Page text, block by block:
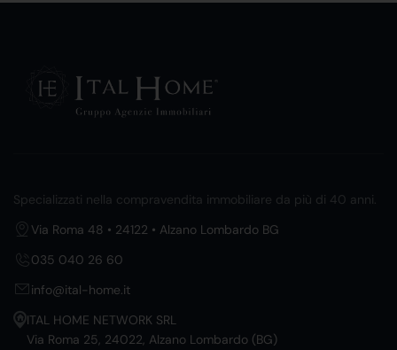
Specializzati nella compravendita immobiliare da più di 40 anni.
Via Roma 48 • 24122 • Alzano Lombardo BG
035 040 26 60
info@ital-home.it
ITAL HOME NETWORK SRL
Via Roma 25, 24022, Alzano Lombardo (BG)